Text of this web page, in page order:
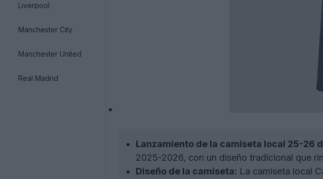
Liverpool
Manchester City
Manchester United
Real Madrid
Lanzamiento de la camiseta local 25-26
2025-2026, con un diseño tradicional que
Diseño de la camiseta: La camiseta local